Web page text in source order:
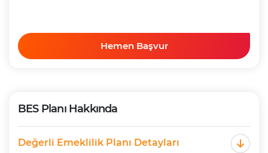
Hemen Başvur
BES Planı Hakkında
Değerli Emeklilik Planı Detayları